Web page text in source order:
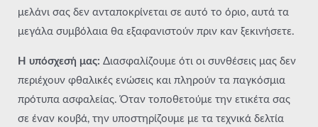
μελάνι σας δεν ανταποκρίνεται σε αυτό το όριο, αυτά τα
μεγάλα συμβόλαια θα εξαφανιστούν πριν καν ξεκινήσετε.
Η υπόσχεσή μας: Διασφαλίζουμε ότι οι συνθέσεις μας δεν
περιέχουν φθαλικές ενώσεις και πληρούν τα παγκόσμια
πρότυπα ασφαλείας. Όταν τοποθετούμε την ετικέτα σας
σε έναν κουβά, την υποστηρίζουμε με τα τεχνικά δελτία